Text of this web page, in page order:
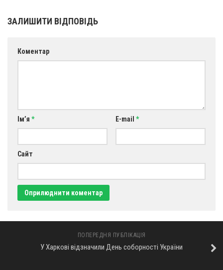
Монастир сестер милосердя Св. Вінкентія. Дім Милосердя
Комісії
Комісія у справах родини
Комісія з питань душпастирства охорони здоров’я
Квіти Слобожанщини
Харківщина
Полтавщина
Сумщина
ЗАЛИШИТИ ВІДПОВІДЬ
Коментар
Ім’я * E-mail *
Сайт
ПОПЕРЕДНЯ ПУБЛІКАЦІЯ
У Харкові відзначили День соборності України